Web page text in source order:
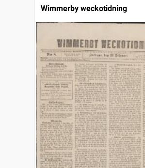
Wimmerby weckotidning